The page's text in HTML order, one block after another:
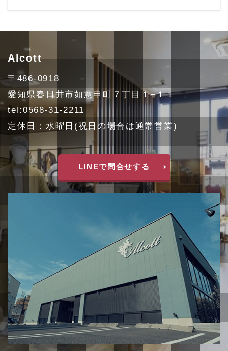
Alcott
〒486-0918
愛知県春日井市如意申町７丁目１−１１
tel:0568-31-2211
定休日：水曜日(祝日の場合は通常営業)
LINEで問合せする